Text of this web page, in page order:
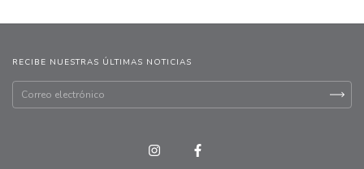
RECIBE NUESTRAS ÚLTIMAS NOTICIAS